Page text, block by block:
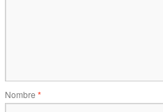
Nombre *